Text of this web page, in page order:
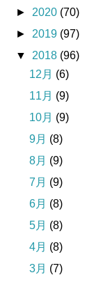
► 2020 (70)
► 2019 (97)
▼ 2018 (96)
12月 (6)
11月 (9)
10月 (9)
9月 (8)
8月 (9)
7月 (9)
6月 (8)
5月 (8)
4月 (8)
3月 (7)